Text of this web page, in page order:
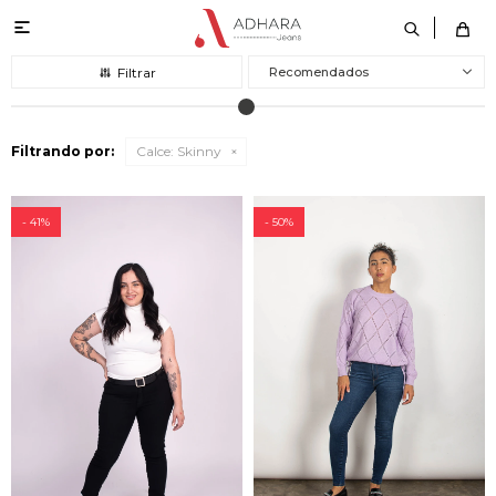

Recomendados
Filtrando por: Calce: Skinny
41 50